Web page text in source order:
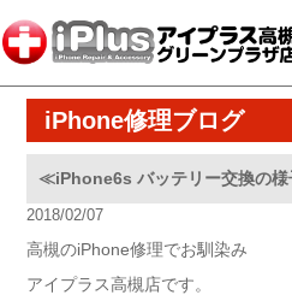
iPhone修理ブログ
≪iPhone6s バッテリー交換の様
2018/02/07
高槻のiPhone修理でお馴染み
アイプラス高槻店です。